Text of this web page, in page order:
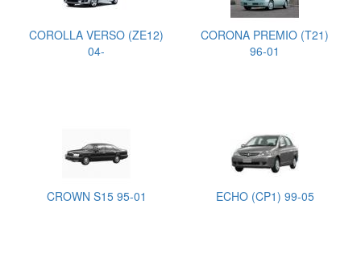
COROLLA VERSO (ZE12)
04-
CORONA PREMIO (T21)
96-01
CROWN S15 95-01 ECHO (CP1) 99-05